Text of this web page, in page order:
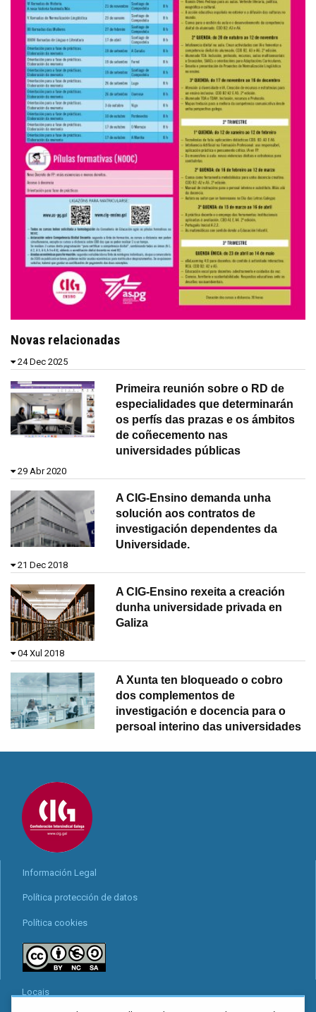
Novas relacionadas
24 Dec 2025
Primeira reunión sobre o RD de
especialidades que determinarán
os perfís das prazas e os ámbitos
de coñecemento nas
universidades públicas
29 Abr 2020
A CIG-Ensino demanda unha
solución aos contratos de
investigación dependentes da
Universidade.
21 Dec 2018
A CIG-Ensino rexeita a creación
dunha universidade privada en
Galiza
04 Xul 2018
A Xunta ten bloqueado o cobro
dos complementos de
investigación e docencia para o
persoal interino das universidades
Información Legal
Política protección de datos
Política cookies
Locais